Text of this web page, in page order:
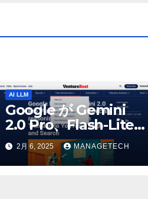
AI LLM
Google が Gemini
2.0 Pro、Flash-Lite
を発表、推論モデル
Flash Thinking を
YouTube、マップ、
2月 6, 2025 MANAGETECH